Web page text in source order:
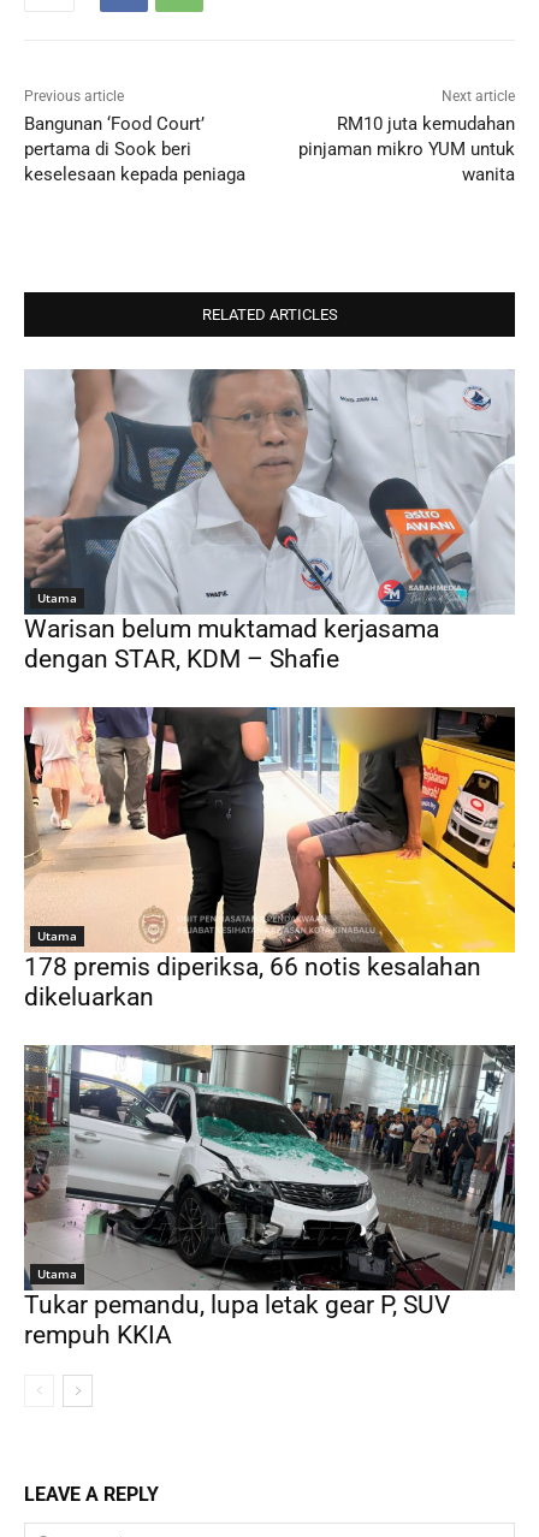
Previous article
Bangunan ‘Food Court’
pertama di Sook beri
keselesaan kepada peniaga
Next article
RM10 juta kemudahan
pinjaman mikro YUM untuk
wanita
RELATED ARTICLES
Utama
Warisan belum muktamad kerjasama
dengan STAR, KDM – Shafie
Utama
178 premis diperiksa, 66 notis kesalahan
dikeluarkan
Utama
Tukar pemandu, lupa letak gear P, SUV
rempuh KKIA
LEAVE A REPLY